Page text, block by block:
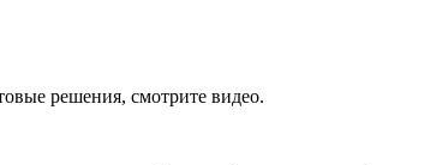
решения, смотрите видео.